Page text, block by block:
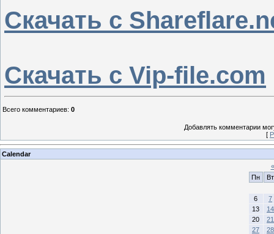
Скачать с
Скачать с Vip-file.com
Всего комментариев: 0
Добавлять комментарии
[
Calendar
«
Пн
Вт
6
7
13
14
20
21
27
28